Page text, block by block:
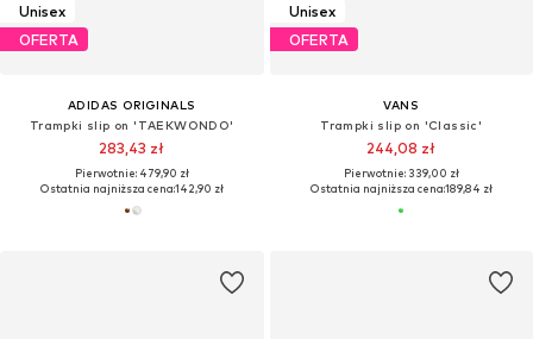
Unisex
OFERTA
ADIDAS ORIGINALS
Trampki slip on 'TAEKWONDO'
283,43 zł
Pierwotnie: 479,90 zł
Ostatnia najniższa cena:142,90 zł
Unisex
OFERTA
VANS
Trampki slip on 'Classic'
244,08 zł
Pierwotnie: 339,00 zł
Ostatnia najniższa cena:189,84 zł